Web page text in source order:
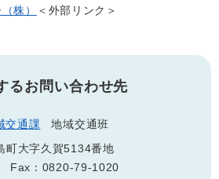
株） ＜外部リンク＞
るお問い合わせ先
交通課
地域交通班
町大字久賀5134番地
Fax：0820-79-1020